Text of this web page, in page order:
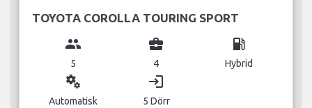
TOYOTA COROLLA TOURING SPORT
group
5
business_center
4
local_gas_station
Hybrid
miscellaneous_services
Automatisk
login
5 Dörr